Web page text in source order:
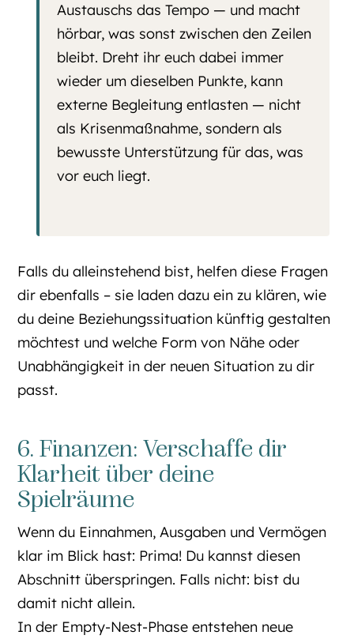
Austauschs das Tempo — und macht
hörbar, was sonst zwischen den Zeilen
bleibt. Dreht ihr euch dabei immer
wieder um dieselben Punkte, kann
externe Begleitung entlasten — nicht
als Krisenmaßnahme, sondern als
bewusste Unterstützung für das, was
vor euch liegt.
Falls du alleinstehend bist, helfen diese Fragen
dir ebenfalls – sie laden dazu ein zu klären, wie
du deine Beziehungssituation künftig gestalten
möchtest und welche Form von Nähe oder
Unabhängigkeit in der neuen Situation zu dir
passt.
6. Finanzen: Verschaffe dir
Klarheit über deine
Spielräume
Wenn du Einnahmen, Ausgaben und Vermögen
klar im Blick hast: Prima! Du kannst diesen
Abschnitt überspringen. Falls nicht: bist du
damit nicht allein.
In der Empty-Nest-Phase entstehen neue